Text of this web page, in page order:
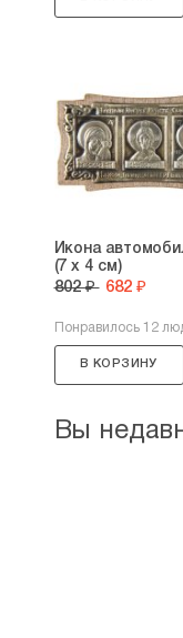
Икона
(7 х 4 см)
802 ₽ 682 ₽
Понравилось 12
В КОРЗИНУ
Вы